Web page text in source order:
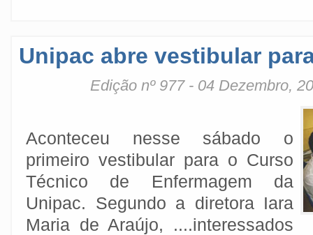
Unipac abre vestibular
Edição nº 977 - 04 Dezembro,
Aconteceu nesse sábado o
primeiro vestibular para o Curso
Técnico de Enfermagem da
Unipac. Segundo a diretora Iara
Maria de Araújo, ....interessados